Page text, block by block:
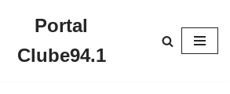
Portal
Clube94.1